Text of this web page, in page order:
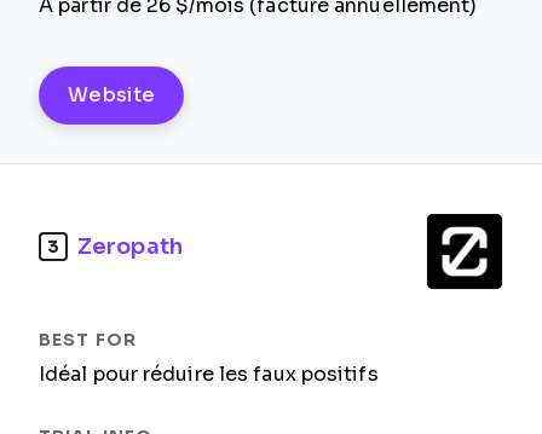
À partir de 26 $/mois (facturé annuellement)
Website
3 Zeropath
Idéal pour réduire les faux positifs